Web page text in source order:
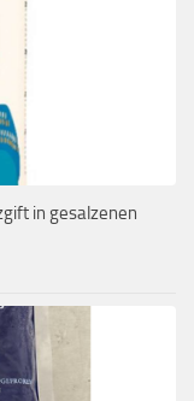
in gesalzenen